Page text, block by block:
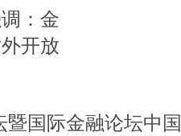
：金
开放
国际金融论坛中国